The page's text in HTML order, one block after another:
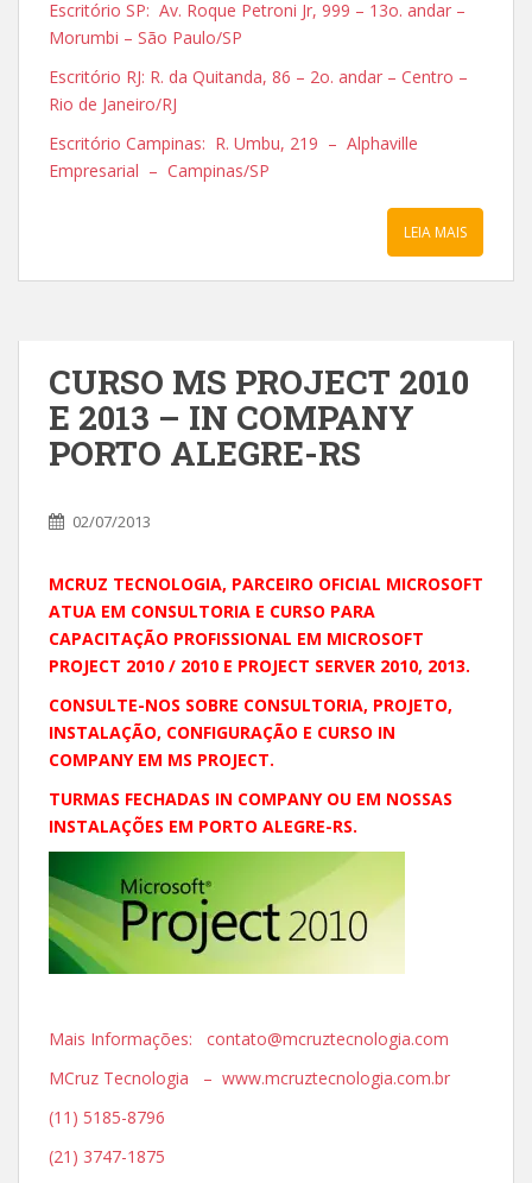
Escritório SP: Av. Roque Petroni Jr, 999 – 13o. andar –
Morumbi – São Paulo/SP
Escritório RJ: R. da Quitanda, 86 – 2o. andar – Centro –
Rio de Janeiro/RJ
Escritório Campinas: R. Umbu, 219 – Alphaville
Empresarial – Campinas/SP
LEIA MAIS
CURSO MS PROJECT 2010
E 2013 – IN COMPANY
PORTO ALEGRE-RS
02/07/2013
MCRUZ TECNOLOGIA, PARCEIRO OFICIAL MICROSOFT
ATUA EM CONSULTORIA E CURSO PARA
CAPACITAÇÃO PROFISSIONAL EM MICROSOFT
PROJECT 2010 / 2010 E PROJECT SERVER 2010, 2013.
CONSULTE-NOS SOBRE CONSULTORIA, PROJETO,
INSTALAÇÃO, CONFIGURAÇÃO E CURSO IN
COMPANY EM MS PROJECT.
TURMAS FECHADAS IN COMPANY OU EM NOSSAS
INSTALAÇÕES EM PORTO ALEGRE-RS.
Mais Informações: contato@mcruztecnologia.com
MCruz Tecnologia – www.mcruztecnologia.com.br
(11) 5185-8796
(21) 3747-1875